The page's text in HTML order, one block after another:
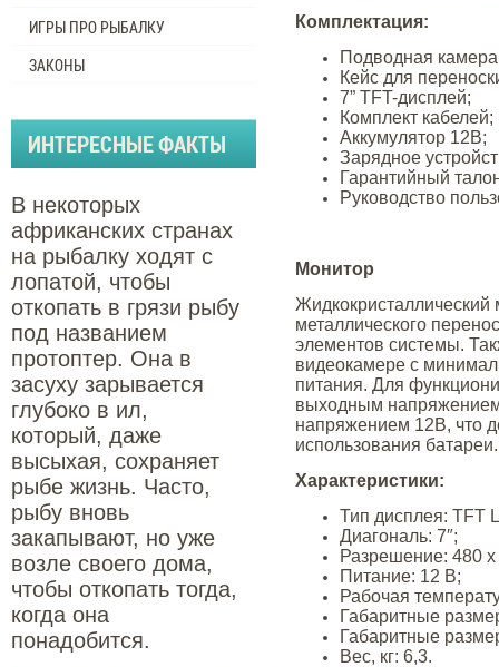
Комплектация:
Подводная
Кейс для
7” TFT-дисплей;
Комплект кабелей;
Аккумулятор 12В;
Зарядное
Гарантийный
Руководство
Монитор
Жидкокристаллический
металлического
элементов системы.
видеокамере с
питания. Для
выходным
напряжением 12В, что
использования батареи.
Характеристики:
Тип дисплея: TFT
Диагональ: 7″;
Разрешение: 480 х
Питание: 12 В;
Рабочая
Габаритные
Габаритные
Вес, кг: 6,3.
ИГРЫ ПРО РЫБАЛКУ
ЗАКОНЫ
ИНТЕРЕСНЫЕ ФАКТЫ
В некоторых
африканских странах
на рыбалку ходят с
лопатой, чтобы
откопать в грязи рыбу
под названием
протоптер. Она в
засуху зарывается
глубоко в ил,
который, даже
высыхая, сохраняет
рыбе жизнь. Часто,
рыбу вновь
закапывают, но уже
возле своего дома,
чтобы откопать тогда,
когда она
понадобится.